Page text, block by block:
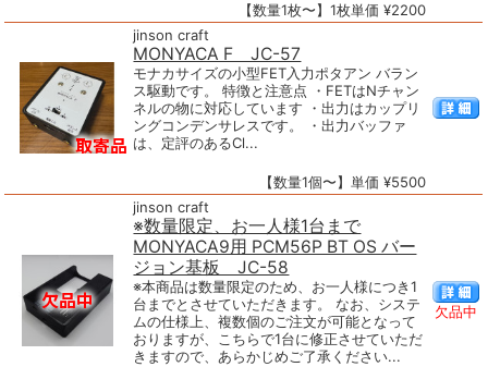
【数量1枚〜】1枚単価 ¥2200
jinson craft
MONYACA F JC-57
モナカサイズの小型FET入力ポタアン バラン
ス駆動です。 特徴と注意点 ・FETはNチャン
ネルの物に対応しています ・出力はカップリ
ングコンデンサレスです。 ・出力バッファ
は、定評のあるCl...
【数量1個〜】単価 ¥5500
jinson craft
※数量限定、お一人様1台まで
MONYACA9用 PCM56P BT OS バー
ジョン基板 JC-58
※本商品は数量限定のため、お一人様につき1
台までとさせていただきます。 なお、システ
ムの仕様上、複数個のご注文が可能となって
おりますが、こちらで1台に修正させていただ
きますので、あらかじめご了承ください...
欠品中